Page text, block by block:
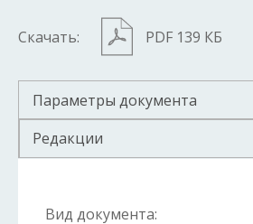
Скачать: PDF 139 КБ
Параметры документа
Редакции
Вид документа: